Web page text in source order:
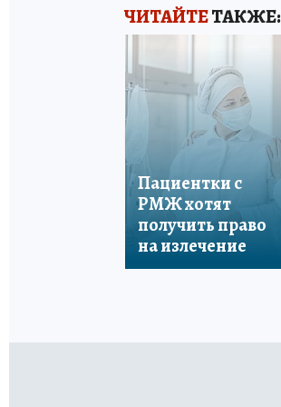
ЧИТАЙТЕТАКЖЕ:
Пациентки с
РМЖ хотят
получить право
на излечение